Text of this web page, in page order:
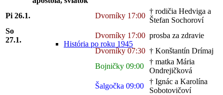
História po roku 1945
Pi 26.1. Dvorníky 17:00
† rodičia Hedviga a
Štefan Sochoroví
So
27.1.
Dvorníky 17:00 prosba za zdravie
Dvorníky 07:30 † Konštantín Drímaj
Bojničky 09:00
† matka Mária
Ondrejičková
Šalgočka 09:00
† Ignác a Karolína
Sobotovičoví